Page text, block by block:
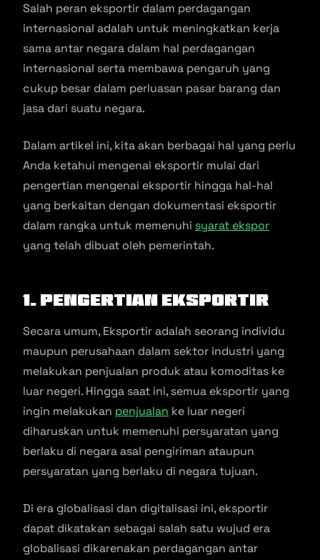
Salah peran eksportir dalam perdagangan
internasional adalah untuk meningkatkan kerja
sama antar negara dalam hal perdagangan
internasional serta membawa pengaruh yang
cukup besar dalam perluasan pasar barang dan
jasa dari suatu negara.
Dalam artikel ini, kita akan berbagai hal yang perlu
Anda ketahui mengenai eksportir mulai dari
pengertian mengenai eksportir hingga hal-hal
yang berkaitan dengan dokumentasi eksportir
dalam rangka untuk memenuhi syarat ekspor
yang telah dibuat oleh pemerintah.
1. Pengertian Eksportir
Secara umum, Eksportir adalah seorang individu
maupun perusahaan dalam sektor industri yang
melakukan penjualan produk atau komoditas ke
luar negeri. Hingga saat ini, semua eksportir yang
ingin melakukan penjualan ke luar negeri
diharuskan untuk memenuhi persyaratan yang
berlaku di negara asal pengiriman ataupun
persyaratan yang berlaku di negara tujuan.
Di era globalisasi dan digitalisasi ini, eksportir
dapat dikatakan sebagai salah satu wujud era
globalisasi dikarenakan perdagangan antar